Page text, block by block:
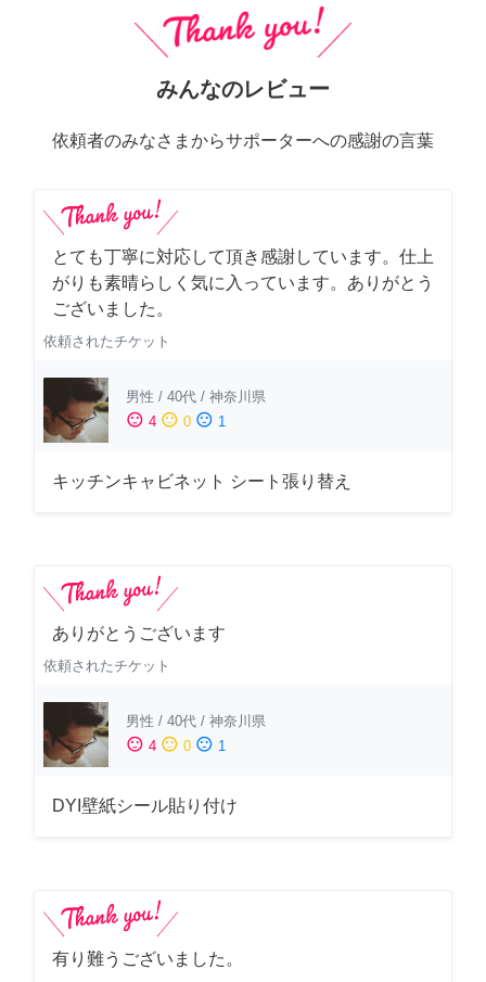
みんなのレビュー
依頼者のみなさまからサポーターへの感謝の言葉
とても丁寧に対応して頂き感謝しています。仕上
がりも素晴らしく気に入っています。ありがとう
ございました。
依頼されたチケット
男性 / 40代 / 神奈川県
sentiment_satisfied 4 sentiment_neutral 0 sentiment_dissatisfied 1
キッチンキャビネット シート張り替え
ありがとうございます
依頼されたチケット
男性 / 40代 / 神奈川県
sentiment_satisfied 4 sentiment_neutral 0 sentiment_dissatisfied 1
DYI壁紙シール貼り付け
有り難うございました。